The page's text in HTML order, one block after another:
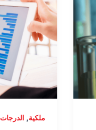
ملكية,الدرجات